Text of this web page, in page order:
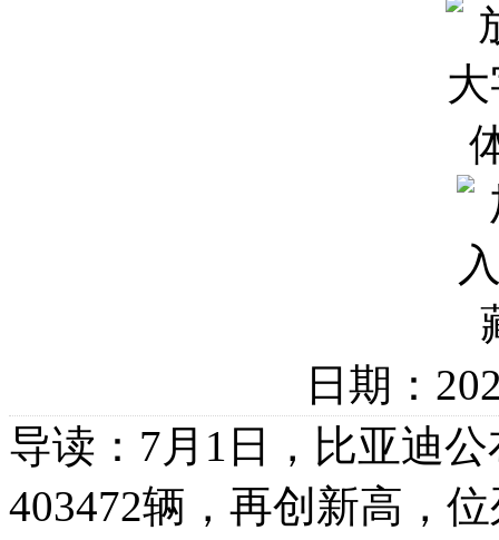
日期：
导读：7月1日，比亚迪
403472辆，再创新高，